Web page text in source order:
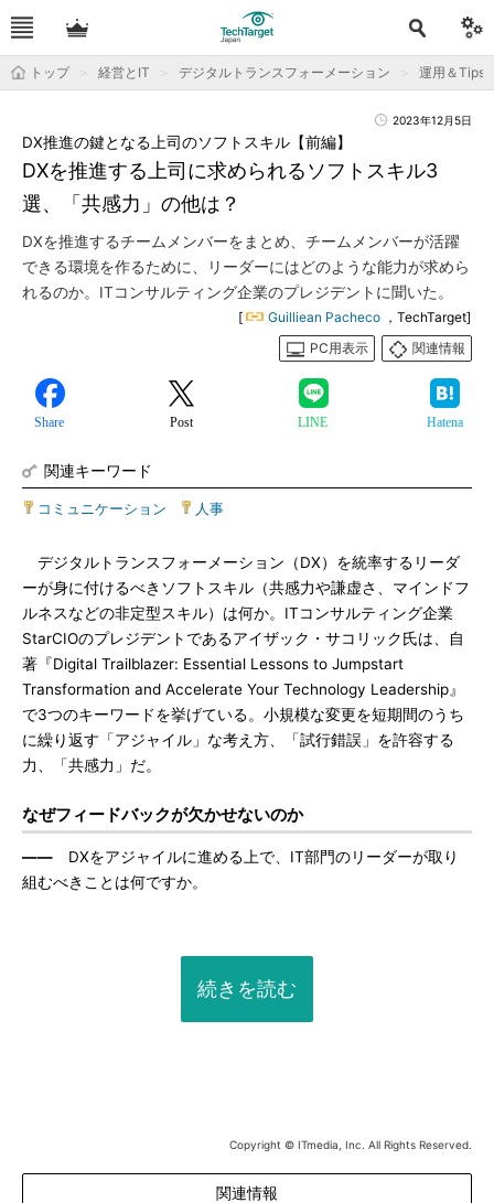
トップ 経営とIT デジタルトランスフォーメーション 運用＆Tips
2023年12月5日
DXを推進する上司に求められるソフトスキル3
選、「共感力」の他は？
DX推進の鍵となる上司のソフトスキル【前編】
DXを推進するチームメンバーをまとめ、チームメンバーが活躍
できる環境を作るために、リーダーにはどのような能力が求めら
れるのか。ITコンサルティング企業のプレジデントに聞いた。
[ Guilliean Pacheco ，TechTarget]
PC用表示
関連情報
Share Post LINE Hatena
関連キーワード
コミュニケーション 人事
デジタルトランスフォーメーション（DX）を統率するリーダ
ーが身に付けるべきソフトスキル（共感力や謙虚さ、マインドフ
ルネスなどの非定型スキル）は何か。ITコンサルティング企業
StarCIOのプレジデントであるアイザック・サコリック氏は、自
著『Digital Trailblazer: Essential Lessons to Jumpstart
Transformation and Accelerate Your Technology Leadership』
で3つのキーワードを挙げている。小規模な変更を短期間のうち
に繰り返す「アジャイル」な考え方、「試行錯誤」を許容する
力、「共感力」だ。
なぜフィードバックが欠かせないのか
―― DXをアジャイルに進める上で、IT部門のリーダーが取り
組むべきことは何ですか。
続きを読む
Copyright © ITmedia, Inc. All Rights Reserved.
関連情報